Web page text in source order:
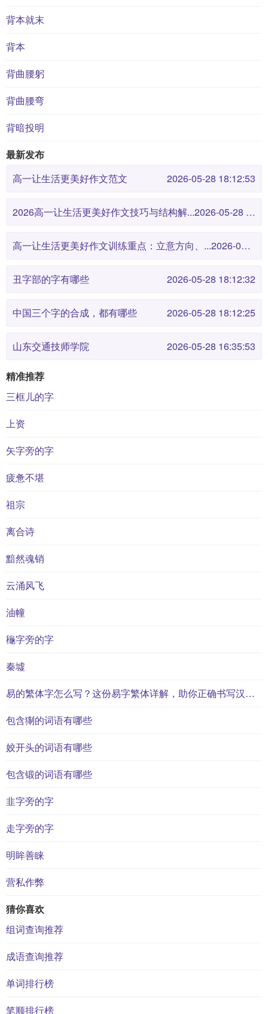
背本就末
背本
背曲腰躬
背曲腰弯
背暗投明
最新发布
高一让生活更美好作文范文
2026-05-28 18:12:53
2026高一让生活更美好作文技巧与结构解... 2026-05-28 18:12:46
高一让生活更美好作文训练重点：立意方向、... 2026-05-28 18:12:38
丑字部的字有哪些 2026-05-28 18:12:32
中国三个字的合成，都有哪些 2026-05-28 18:12:25
山东交通技师学院 2026-05-28 16:35:53
精准推荐
三框儿的字
上资
矢字旁的字
疲惫不堪
祖宗
离合诗
黯然魂销
云涌风飞
油幢
龝字旁的字
秦墟
易的繁体字怎么写？这份易字繁体详解，助你正确书写汉字_汉字繁体学习
包含猘的词语有哪些
姣开头的词语有哪些
包含锻的词语有哪些
韭字旁的字
走字旁的字
明眸善睐
营私作弊
猜你喜欢
组词查询推荐
成语查询推荐
单词排行榜
笔顺排行榜